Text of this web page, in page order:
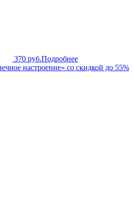
370 руб.Подробнее
настроение» со скидкой до 55%